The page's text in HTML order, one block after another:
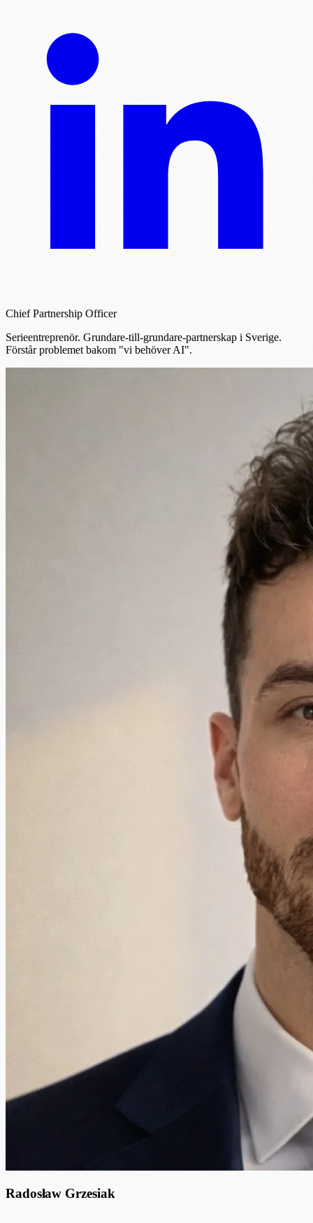
Chief Partnership Officer
Serieentreprenör. Grundare-till-grundare-partnerskap i Sverige.
Förstår problemet bakom "vi behöver AI".
Radosław Grzesiak